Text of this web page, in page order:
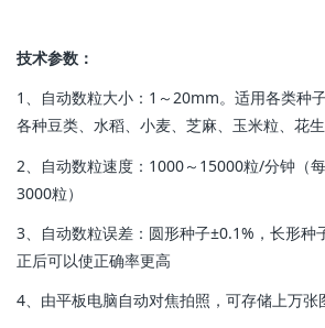
技术参数：
1、自动数粒大小：1～20mm。适用各类种
各种豆类、水稻、小麦、芝麻、玉米粒、花
2、自动数粒速度：1000～15000粒/分钟（
3000粒）
3、自动数粒误差：圆形种子±0.1%，长形种
正后可以使正确率更高
4、由平板电脑自动对焦拍照，可存储上万张